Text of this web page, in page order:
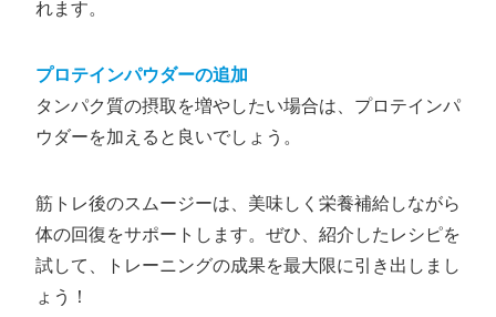
れます。
プロテインパウダーの追加
タンパク質の摂取を増やしたい場合は、プロテインパ
ウダーを加えると良いでしょう。
筋トレ後のスムージーは、美味しく栄養補給しながら
体の回復をサポートします。ぜひ、紹介したレシピを
試して、トレーニングの成果を最大限に引き出しまし
ょう！